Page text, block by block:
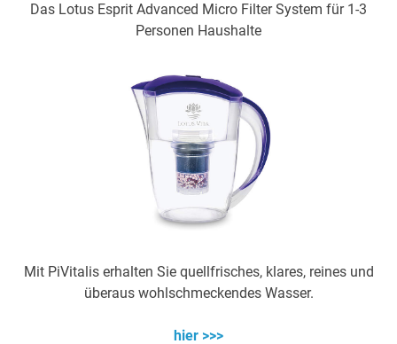
Das Lotus Esprit Advanced Micro Filter System für 1-3
Personen Haushalte
Mit PiVitalis erhalten Sie quellfrisches, klares, reines und
überaus wohlschmeckendes Wasser.
hier >>>